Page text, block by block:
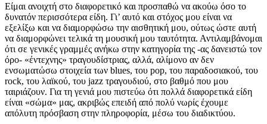
Είμαι ανοιχτή στο διαφορετικό και προσπαθώ να ακούω όσο το
δυνατόν περισσότερα είδη. Γι’ αυτό και στόχος μου είναι να
εξελίξω και να διαμορφώσω την αισθητική μου, ούτως ώστε αυτή
να διαμορφώνει τελικά τη μουσική μου ταυτότητα. Αντιλαμβάνομαι
ότι σε γενικές γραμμές ανήκω στην κατηγορία της -ας δανειστώ τον
όρο- «έντεχνης» τραγουδίστριας, αλλά, αλίμονο αν δεν
ενσωματώσω στοιχεία των blues, του pop, του παραδοσιακού, του
rock, του λαϊκού, του jazz τραγουδιού, στο βαθμό που μου
ταιριάζουν. Για τη γενιά μου πιστεύω ότι πολλά διαφορετικά είδη
είναι «σώμα» μας, ακριβώς επειδή από πολύ νωρίς έχουμε
απόλυτη πρόσβαση στην πληροφορία, μέσω του διαδικτύου.